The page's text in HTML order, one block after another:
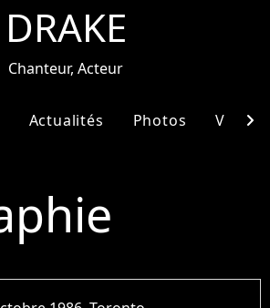
DRAKE
Chanteur, Acteur
Actualités Photos Vidéos
chevron_right